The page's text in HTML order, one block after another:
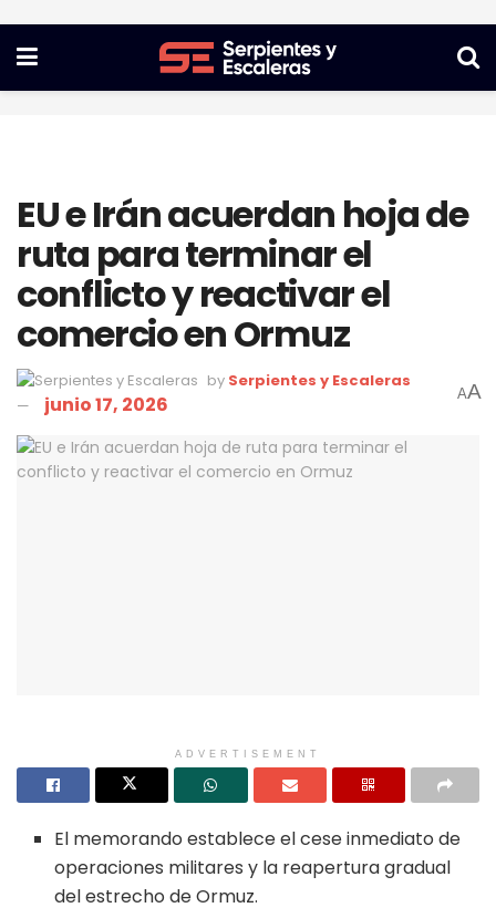
EU e Irán acuerdan hoja de
ruta para terminar el
conflicto y reactivar el
comercio en Ormuz
by Serpientes y Escaleras
junio 17, 2026 AA
ADVERTISEMENT
El memorando establece el cese inmediato de
operaciones militares y la reapertura gradual
del estrecho de Ormuz.